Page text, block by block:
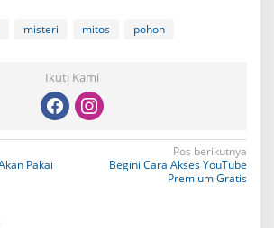
misteri mitos pohon
Ikuti Kami
Pakai
Pos berikutnya
Begini Cara Akses YouTube
Premium Gratis